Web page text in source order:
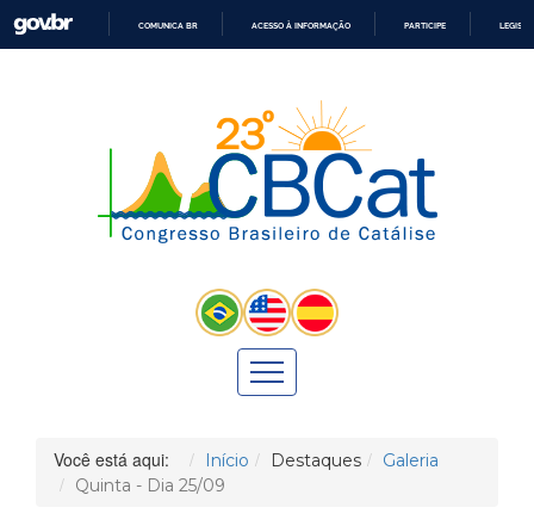
CONTEÚDO
COMUNICA BR ACESSO À INFORMAÇÃO PARTICIPE
Você está aqui: Início Destaques
Galeria
Quinta - Dia 25/09